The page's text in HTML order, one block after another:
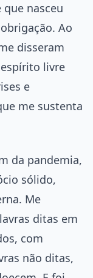
nasceu
Ao
disseram
espírito livre
e
me sustenta
da pandemia,
sólido,
Me
ditas em
com
não ditas,